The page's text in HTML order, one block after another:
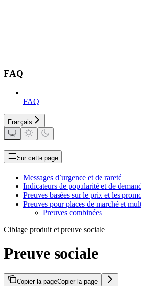
FAQ
FAQ
Français
Sur cette page
Messages d’urgence et de rareté
Indicateurs de popularité et de
Preuves basées sur le prix et les
Preuves pour places de marché et
Preuves combinées
Ciblage produit et preuve sociale
Preuve sociale
Copier la pageCopier la page